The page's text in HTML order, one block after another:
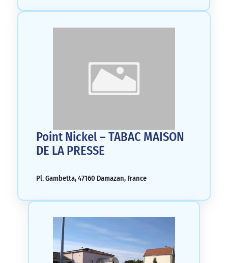
Point Nickel – TABAC MAISON
DE LA PRESSE
Pl. Gambetta, 47160 Damazan, France